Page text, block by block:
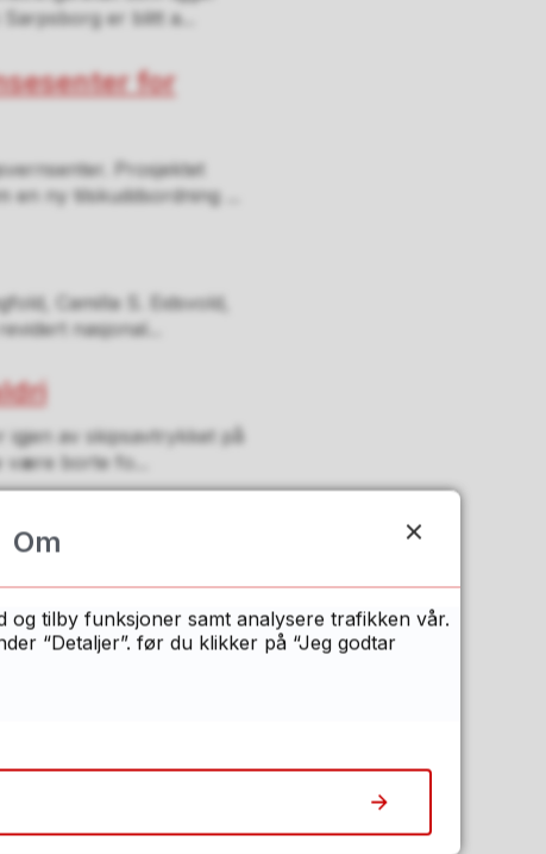
er blitt a...
for
Prosjektet
ny tilskuddsordning ...
Camilla S. Eidsvold,
nasjonal...
igjen av skipsavtrykket på
være borte fo...
skipet er i dårlig fo...
sted
er et av sju steder
Om
tilby funksjoner samt analysere trafikken vår.
“Detaljer”. før du klikker på “Jeg godtar